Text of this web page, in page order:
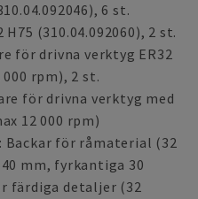
6 st.
(310.04.092060), 2 st.
för drivna verktyg ER32
rpm), 2 st.
för drivna verktyg med
12 000 rpm)
Backar för råmaterial (32
mm, fyrkantiga 30
färdiga detaljer (32